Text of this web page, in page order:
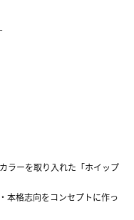
ラーを取り入れた「ホイップ
本格志向をコンセプトに作っ